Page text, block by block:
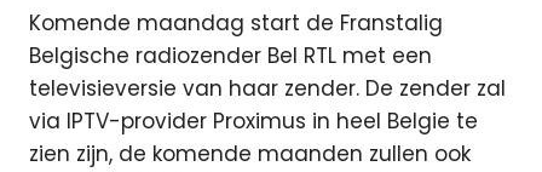
Komende maandag start de Franstalig
Belgische radiozender Bel RTL met een
televisieversie van haar zender. De zender zal
via IPTV-provider Proximus in heel Belgie te
zien zijn, de komende maanden zullen ook